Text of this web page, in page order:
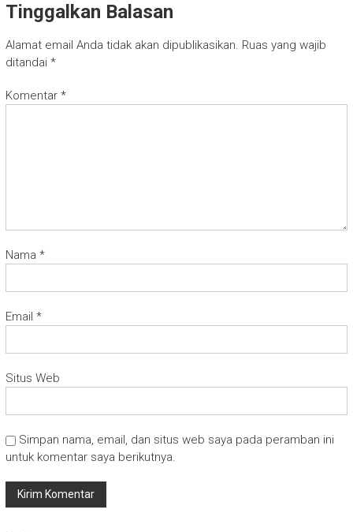
Tinggalkan Balasan
Alamat email Anda tidak akan dipublikasikan. Ruas yang wajib
ditandai *
Komentar *
Nama *
Email *
Situs Web
Simpan nama, email, dan situs web saya pada peramban ini
untuk komentar saya berikutnya.